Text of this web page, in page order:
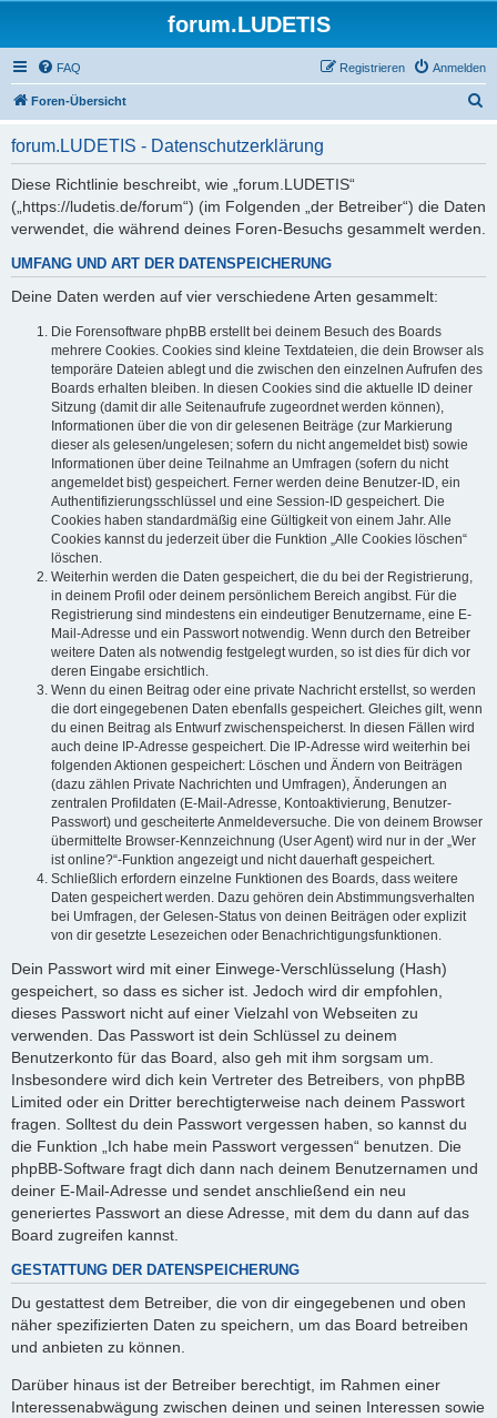
forum.LUDETIS
FAQ Anmelden
Registrieren
Foren-Übersicht
forum.LUDETIS - Datenschutzerklärung
Diese Richtlinie beschreibt, wie „forum.LUDETIS“
(„https://ludetis.de/forum“) (im Folgenden „der Betreiber“) die Daten
verwendet, die während deines Foren-Besuchs gesammelt werden.
UMFANG UND ART DER DATENSPEICHERUNG
Deine Daten werden auf vier verschiedene Arten gesammelt:
Die Forensoftware phpBB erstellt bei deinem Besuch des Boards
mehrere Cookies. Cookies sind kleine Textdateien, die dein Browser als
temporäre Dateien ablegt und die zwischen den einzelnen Aufrufen des
Boards erhalten bleiben. In diesen Cookies sind die aktuelle ID deiner
Sitzung (damit dir alle Seitenaufrufe zugeordnet werden können),
Informationen über die von dir gelesenen Beiträge (zur Markierung
dieser als gelesen/ungelesen; sofern du nicht angemeldet bist) sowie
Informationen über deine Teilnahme an Umfragen (sofern du nicht
angemeldet bist) gespeichert. Ferner werden deine Benutzer-ID, ein
Authentifizierungsschlüssel und eine Session-ID gespeichert. Die
Cookies haben standardmäßig eine Gültigkeit von einem Jahr. Alle
Cookies kannst du jederzeit über die Funktion „Alle Cookies löschen“
löschen.
Weiterhin werden die Daten gespeichert, die du bei der Registrierung,
in deinem Profil oder deinem persönlichem Bereich angibst. Für die
Registrierung sind mindestens ein eindeutiger Benutzername, eine E-
Mail-Adresse und ein Passwort notwendig. Wenn durch den Betreiber
weitere Daten als notwendig festgelegt wurden, so ist dies für dich vor
deren Eingabe ersichtlich.
Wenn du einen Beitrag oder eine private Nachricht erstellst, so werden
die dort eingegebenen Daten ebenfalls gespeichert. Gleiches gilt, wenn
du einen Beitrag als Entwurf zwischenspeicherst. In diesen Fällen wird
auch deine IP-Adresse gespeichert. Die IP-Adresse wird weiterhin bei
folgenden Aktionen gespeichert: Löschen und Ändern von Beiträgen
(dazu zählen Private Nachrichten und Umfragen), Änderungen an
zentralen Profildaten (E-Mail-Adresse, Kontoaktivierung, Benutzer-
Passwort) und gescheiterte Anmeldeversuche. Die von deinem Browser
übermittelte Browser-Kennzeichnung (User Agent) wird nur in der „Wer
ist online?“-Funktion angezeigt und nicht dauerhaft gespeichert.
Schließlich erfordern einzelne Funktionen des Boards, dass weitere
Daten gespeichert werden. Dazu gehören dein Abstimmungsverhalten
bei Umfragen, der Gelesen-Status von deinen Beiträgen oder explizit
von dir gesetzte Lesezeichen oder Benachrichtigungsfunktionen.
Dein Passwort wird mit einer Einwege-Verschlüsselung (Hash)
gespeichert, so dass es sicher ist. Jedoch wird dir empfohlen,
dieses Passwort nicht auf einer Vielzahl von Webseiten zu
verwenden. Das Passwort ist dein Schlüssel zu deinem
Benutzerkonto für das Board, also geh mit ihm sorgsam um.
Insbesondere wird dich kein Vertreter des Betreibers, von phpBB
Limited oder ein Dritter berechtigterweise nach deinem Passwort
fragen. Solltest du dein Passwort vergessen haben, so kannst du
die Funktion „Ich habe mein Passwort vergessen“ benutzen. Die
phpBB-Software fragt dich dann nach deinem Benutzernamen und
deiner E-Mail-Adresse und sendet anschließend ein neu
generiertes Passwort an diese Adresse, mit dem du dann auf das
Board zugreifen kannst.
GESTATTUNG DER DATENSPEICHERUNG
Du gestattest dem Betreiber, die von dir eingegebenen und oben
näher spezifizierten Daten zu speichern, um das Board betreiben
und anbieten zu können.
Darüber hinaus ist der Betreiber berechtigt, im Rahmen einer
Interessenabwägung zwischen deinen und seinen Interessen sowie